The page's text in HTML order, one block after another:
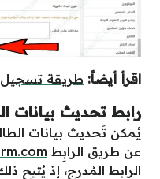
اقرأ أيضاً: طريقة
رابط تحديث بيانات
يُمكن تَحديث بيانات
عن طريق الرابِط
الرابِط المُدرج، إذ يُتيح